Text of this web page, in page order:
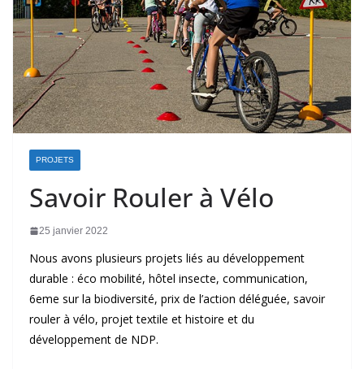
PROJETS
Savoir Rouler à Vélo
25 janvier 2022
Nous avons plusieurs projets liés au développement
durable : éco mobilité, hôtel insecte, communication,
6eme sur la biodiversité, prix de l’action déléguée, savoir
rouler à vélo, projet textile et histoire et du
développement de NDP.